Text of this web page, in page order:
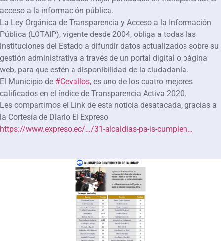
acceso a la información pública.
La Ley Orgánica de Transparencia y Acceso a la Información
Pública (LOTAIP), vigente desde 2004, obliga a todas las
instituciones del Estado a difundir datos actualizados sobre su
gestión administrativa a través de un portal digital o página
web, para que estén a disponibilidad de la ciudadanía.
El Municipio de #Cevallos, es uno de los cuatro mejores
calificados en el índice de Transparencia Activa 2020.
Les compartimos el Link de esta noticia desatacada, gracias a
la Cortesía de Diario El Expreso
https://www.expreso.ec/…/31-alcaldias-pa-is-cumplen…